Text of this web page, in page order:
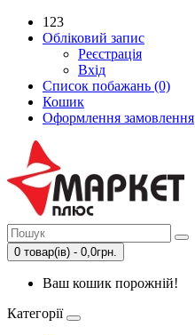
123
Обліковий запис
Реєстрація
Вхід
Список побажань (0)
Кошик
Оформлення замовлення
0 товар(ів) - 0,0грн.
Ваш кошик порожній!
Категорії